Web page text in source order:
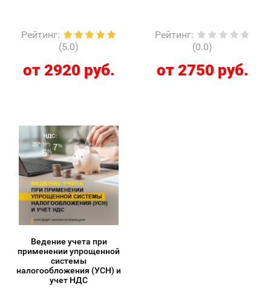
Рейтинг:
(5.0)
от 2920 руб.
Рейтинг:
(0.0)
от 2750 руб.
Ведение учета при
применении упрощенной
системы
налогообложения (УСН) и
учет НДС